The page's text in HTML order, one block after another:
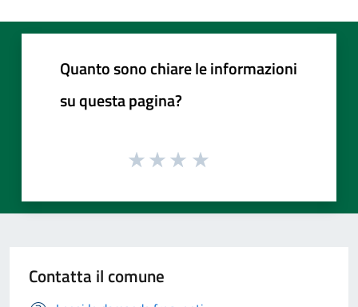
Quanto sono chiare le informazioni
su questa pagina?
Contatta il comune